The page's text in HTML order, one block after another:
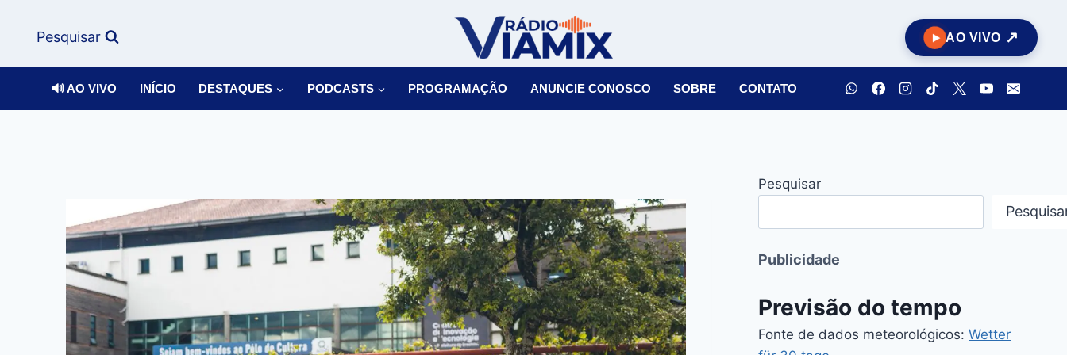
Pesquisar AO VIVO
🔊 AO VIVO INÍCIO DESTAQUES PODCASTS PROGRAMAÇÃO ANUNCIE CONOSCO SOBRE CONTATO
Pesquisar
Publicidade
Previsão do tempo
Fonte de dados meteorológicos:Wetter